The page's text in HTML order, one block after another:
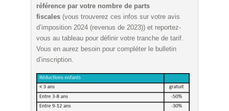
référence par votre nombre de parts
fiscales (vous trouverez ces infos sur votre avis
d’imposition 2024 (revenus de 2023)) et reportez-
vous au tableau pour définir votre tranche de tarif.
Vous en aurez besoin pour compléter le bulletin
d’inscription.